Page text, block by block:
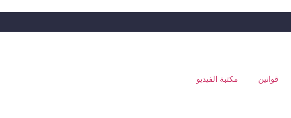
قوانين مكتبة الفيديو